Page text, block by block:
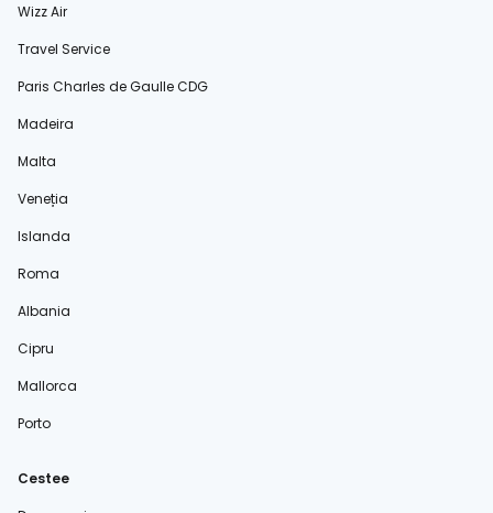
Wizz Air
Travel Service
Paris Charles de Gaulle CDG
Madeira
Malta
Veneția
Islanda
Roma
Albania
Cipru
Mallorca
Porto
Cestee